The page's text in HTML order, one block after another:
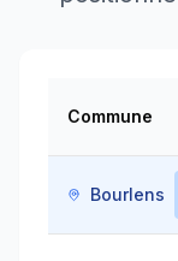
Commune
Bourlens